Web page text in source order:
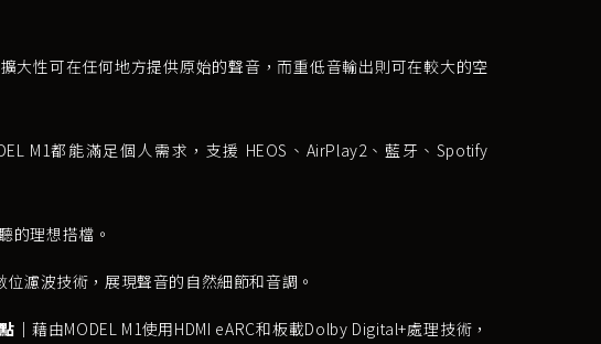
大性可在任何地方提供原始的聲音，而重低音輸出則可在較大的空
M1都能滿足個人需求，支援 HEOS、AirPlay2、藍牙、Spotify
的理想搭檔。
位濾波技術，展現聲音的自然細節和音調。
｜ 藉由MODEL M1使用HDMI eARC和板載Dolby Digital+處理技術，